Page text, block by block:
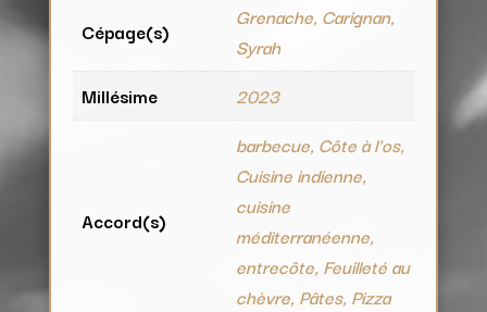
Cépage(s)
Grenache, Carignan,
Syrah
Millésime
2023
Accord(s)
barbecue, Côte à l'os,
Cuisine indienne,
cuisine
méditerranéenne,
entrecôte, Feuilleté au
chèvre, Pâtes, Pizza